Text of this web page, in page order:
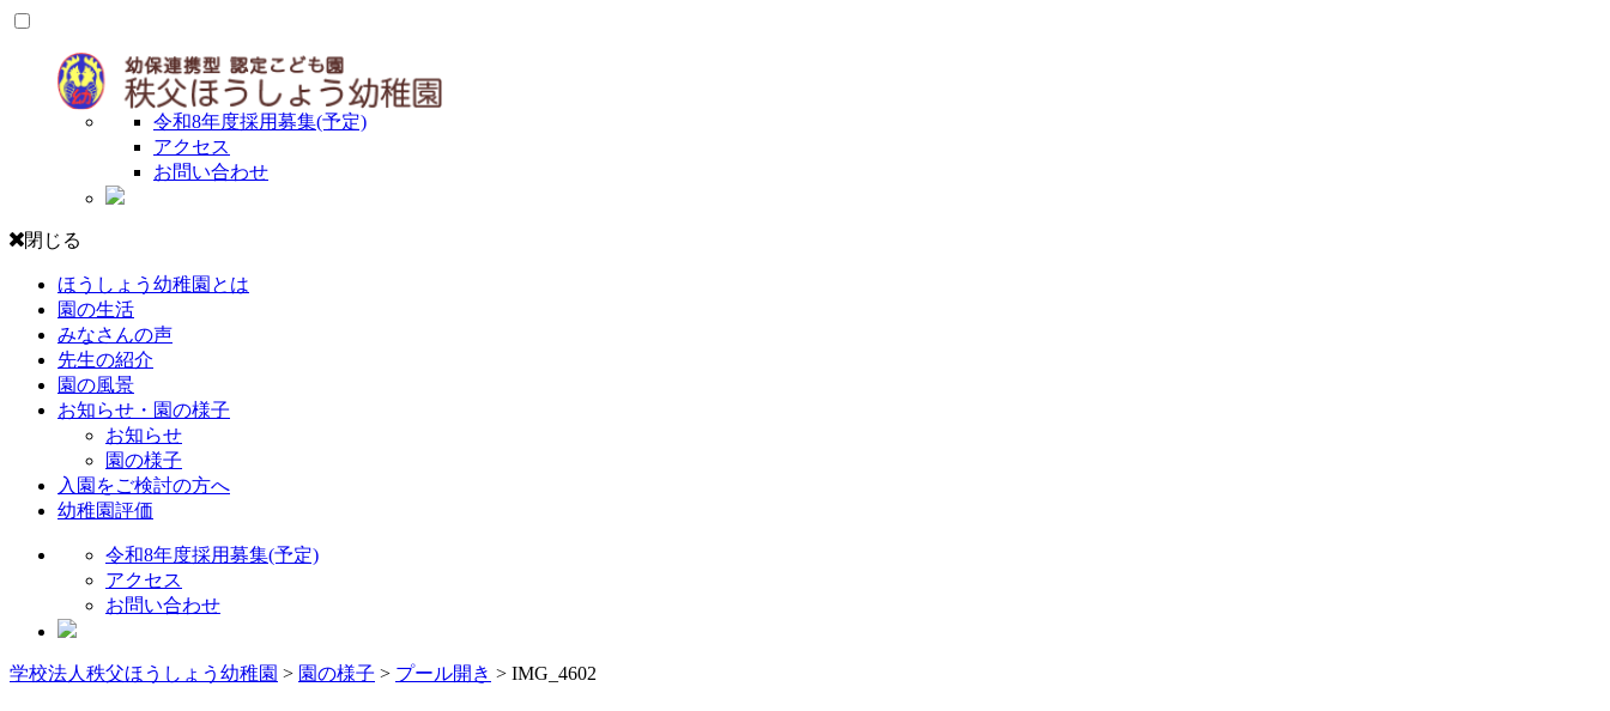
令和8年度採用募集(予定)
アクセス
お問い合わせ
閉じる
ほうしょう幼稚園とは
園の生活
みなさんの声
先生の紹介
園の風景
お知らせ・園の様子
お知らせ
園の様子
入園をご検討の方へ
幼稚園評価
令和8年度採用募集(予定)
アクセス
お問い合わせ
学校法人秩父ほうしょう幼稚園 > 園の様子 > プール開き > IMG_4602